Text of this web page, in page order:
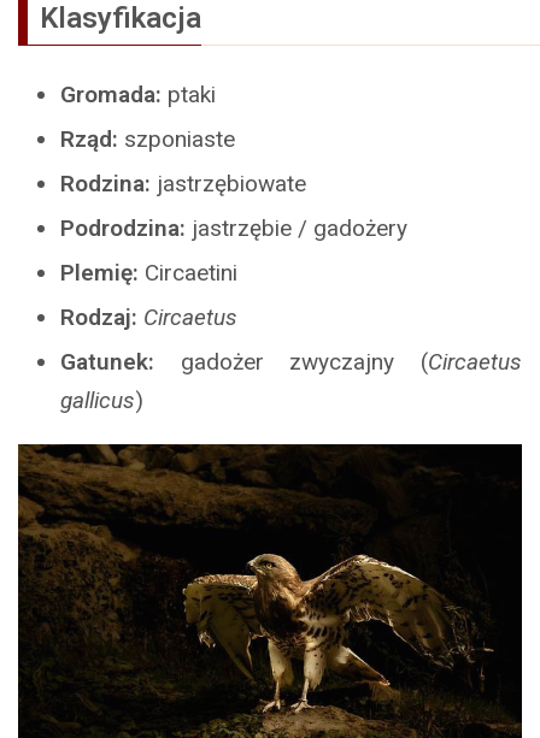
Klasyfikacja
Gromada: ptaki
Rząd: szponiaste
Rodzina: jastrzębiowate
Podrodzina: jastrzębie / gadożery
Plemię: Circaetini
Rodzaj: Circaetus
Gatunek: gadożer zwyczajny (Circaetus
gallicus)